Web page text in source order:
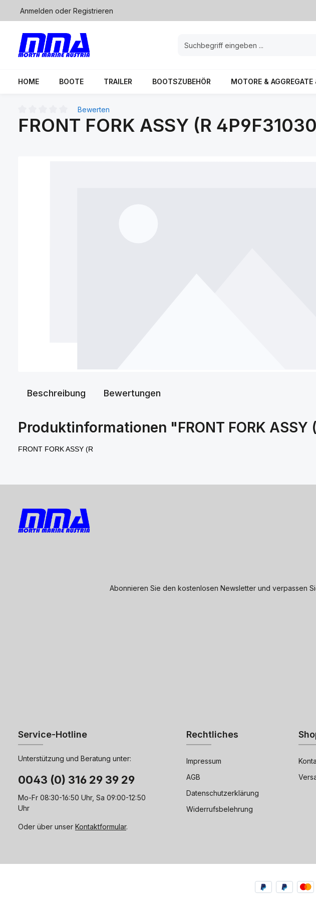
Zur Hauptnavigation springen
Anmelden oder Registrieren
HOME BOOTE TRAILER BOOTSZUBEHÖR MOTORE &
Durchschnittliche Bewertung von 0 von 5 Sternen
Bewerten
FRONT FORK ASSY (R
Beschreibung Bewertungen
Produktinformationen "FRONT FORK ASSY
FRONT FORK ASSY (R
Abonnieren Sie den kostenlosen Newsletter und verpassen
Service-Hotline
Unterstützung und Beratung unter:
0043 (0) 316 29 39 29
Mo-Fr 08:30-16:50 Uhr, Sa 09:00-12:50
Uhr
Oder über unser Kontaktformular.
Rechtliches
Impressum
AGB
Datenschutzerklärung
Widerrufsbelehrung